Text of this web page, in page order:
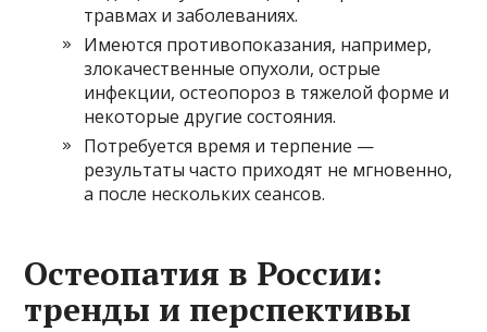
травмах и заболеваниях.
Имеются противопоказания, например,
злокачественные опухоли, острые
инфекции, остеопороз в тяжелой форме и
некоторые другие состояния.
Потребуется время и терпение —
результаты часто приходят не мгновенно,
а после нескольких сеансов.
Остеопатия в России:
тренды и перспективы